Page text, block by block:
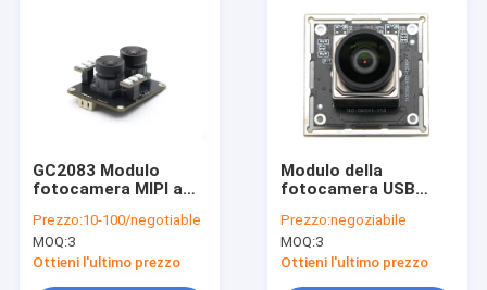
Video
Mostra VR
Controllo di qualità
GC2083 Modulo
fotocamera MIPI a
con basso consumo
di energia per
applicazioni
Prezzo:10-100/negotiable
MOQ:3
Ottieni l'ultimo prezzo
Modulo della
fotocamera USB
Prezzo:negoziabile
MOQ:3
Ottieni l'ultimo prezzo